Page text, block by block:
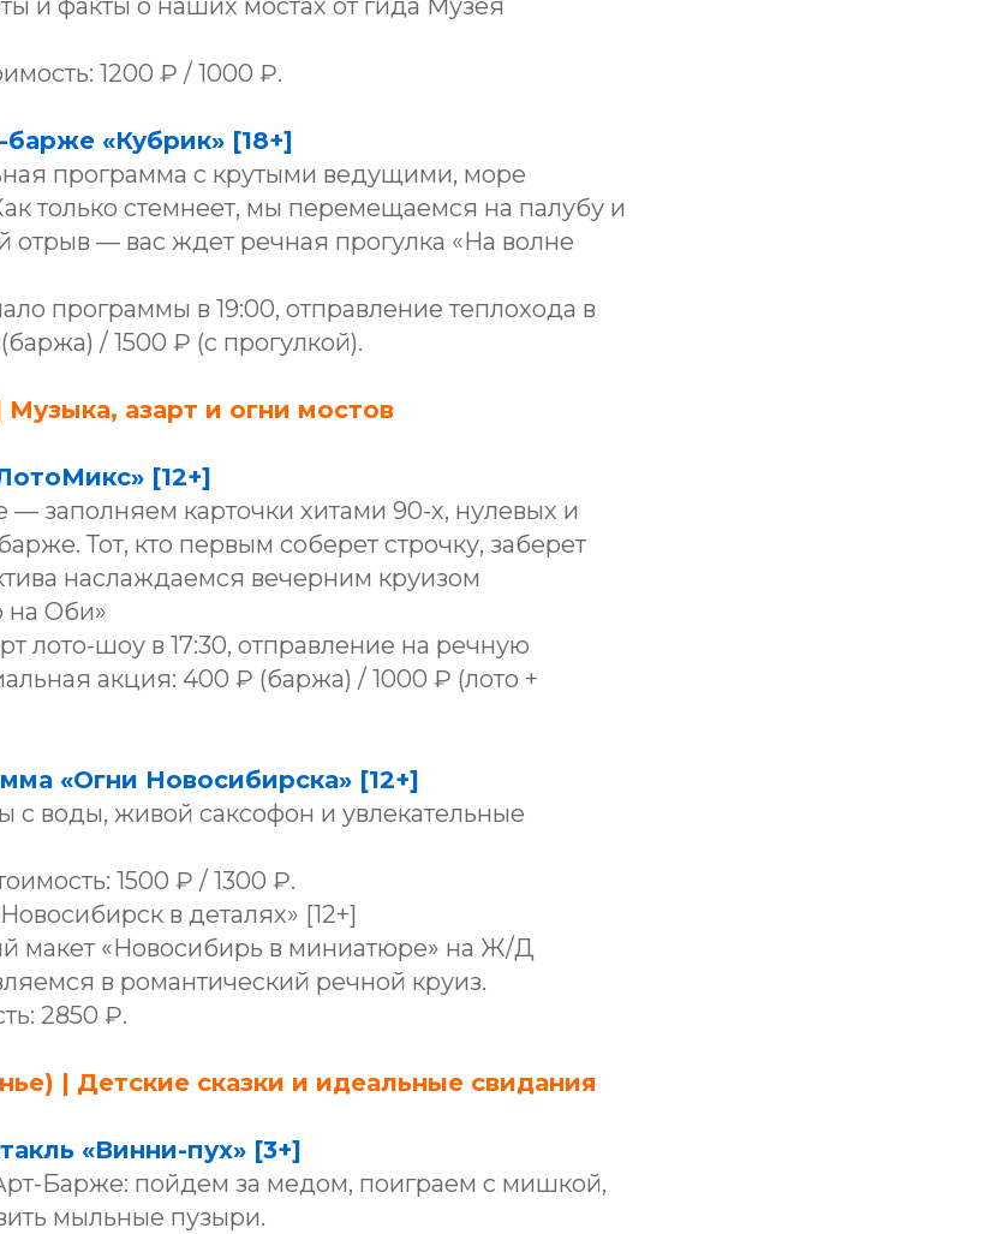
1200 ₽ / 1000 ₽.
«Кубрик» [18+]
программа с крутыми ведущими, море
только стемнеет, мы перемещаемся на палубу и
отрыв — вас ждет речная прогулка «На волне
программы в 19:00, отправление теплохода в
/ 1500 ₽ (с прогулкой).
Музыка, азарт и огни мостов
[12+]
— заполняем карточки хитами 90-х, нулевых и
Тот, кто первым соберет строчку, заберет
наслаждаемся вечерним круизом
на Оби»
лото-шоу в 17:30, отправление на речную
акция: 400 ₽ (баржа) / 1000 ₽ (лото +
«Огни Новосибирска» [12+]
с воды, живой саксофон и увлекательные
1500 ₽ / 1300 ₽.
в деталях» [12+]
макет «Новосибирь в миниатюре» на Ж/Д
в романтический речной круиз.
2850 ₽.
| Детские сказки и идеальные свидания
«Винни-пух» [3+]
Барже: пойдем за медом, поиграем с мишкой,
мыльные пузыри.